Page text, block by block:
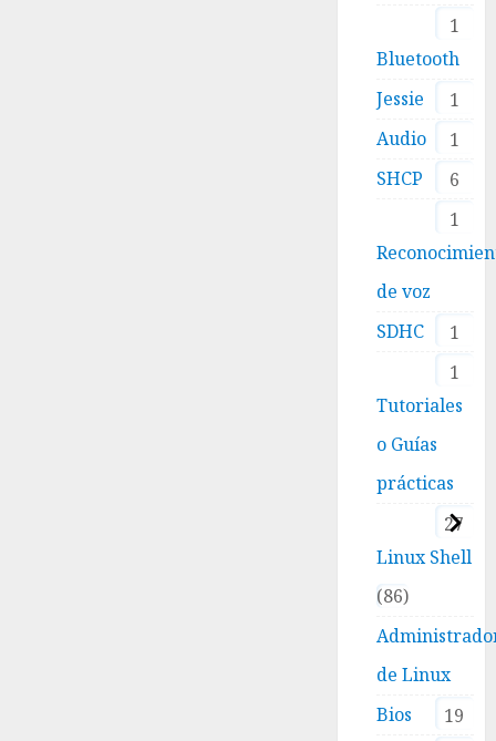
1
Bluetooth
1
Jessie
1
Audio
6
SHCP
1
de voz
1
SDHC
1
Tutoriales
o Guías
prácticas
27
Linux Shell
86
de Linux
19
Bios